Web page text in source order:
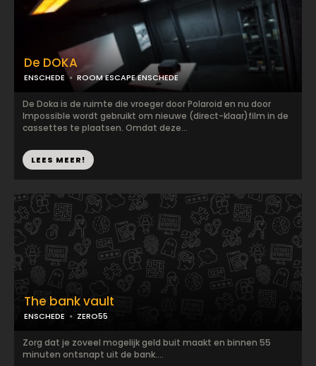
De DOKA
ENSCHEDE ROOM ESCAPE ENSCHEDE
De Doka is de ruimte die vroeger door Polaroid en nu door
Impossible wordt gebruikt om nieuwe (direct-klaar)film in de
cassettes te plaatsen. Omdat deze...
LEES MEER!
The bank vault
ENSCHEDE ZERO55
Zorg dat je zoveel mogelijk geld buit maakt en binnen 55
minuten ontsnapt uit de bank....